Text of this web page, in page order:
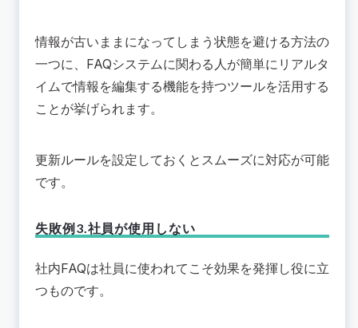
情報が古いままになってしまう状態を避ける方法の
一つに、FAQシステムに関わる人が簡単にリアルタ
イムで情報を編集する機能を持つツールを活用する
ことが挙げられます。
更新ルールを設定しておくとスムーズに対応が可能
です。
失敗例3.社員が使用しない
社内FAQは社員に使われてこそ効果を発揮し役に立
つものです。